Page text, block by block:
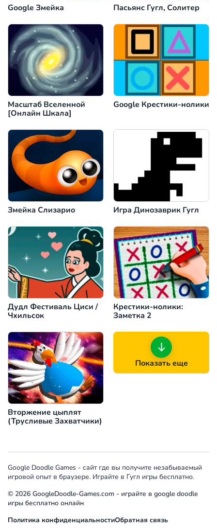
Google Змейка Пасьянс Гугл, Солитер
Масштаб Вселенной
[Онлайн Шкала]
Google Крестики-нолики
Змейка Слизарио Игра Динозаврик Гугл
Дудл Фестиваль Циси /
Чхильсок
Крестики-нолики:
Заметка 2
Вторжение цыплят
(Трусливые Захватчики)
Показать еще
Google Doodle Games - сайт где вы получите незабываемый
игровой опыт в браузере. Играйте в Гугл игры бесплатно.
© 2026 GoogleDoodle-Games.com - играйте в google doodle
игры бесплатно онлайн
Политика конфиденциальностиОбратная связь